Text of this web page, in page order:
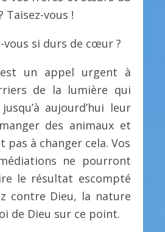
Taisez-vous !
vous si durs de cœur ?
est un appel urgent à
de la lumière qui
aujourd’hui leur
des animaux et
pas à changer cela. Vos
ne pourront
le résultat escompté
contre Dieu, la nature
de Dieu sur ce point.